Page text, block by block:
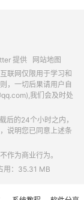
提供
网站地图
联网仅限用于学习和
，一切后果请用户自
我们会及时处
后的24个小时之内，
说明您已同意上述条
作为商业行为。
用：35.31 MB